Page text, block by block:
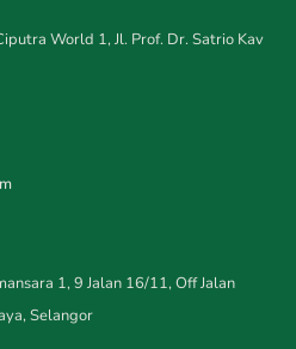
World 1, Jl. Prof. Dr. Satrio Kav
1, 9 Jalan 16/11, Off Jalan
Selangor